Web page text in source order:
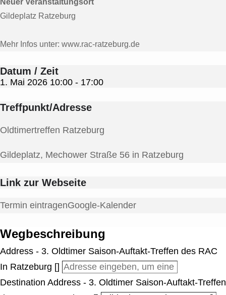
Neuer Veranstaltungsort
Gildeplatz Ratzeburg
Mehr Infos unter: www.rac-ratzeburg.de
Datum / Zeit
1. Mai 2026 10:00 - 17:00
Treffpunkt/Adresse
Oldtimertreffen Ratzeburg
Gildeplatz, Mechower Straße 56 in Ratzeburg
Link zur Webseite
Termin eintragenGoogle-Kalender
Wegbeschreibung
Address - 3. Oldtimer Saison-Auftakt-Treffen des RAC
In Ratzeburg []
Destination Address - 3. Oldtimer Saison-Auftakt-Treffen